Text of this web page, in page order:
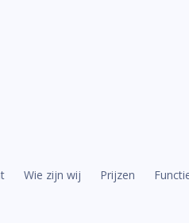
Wie zijn wij Prijzen